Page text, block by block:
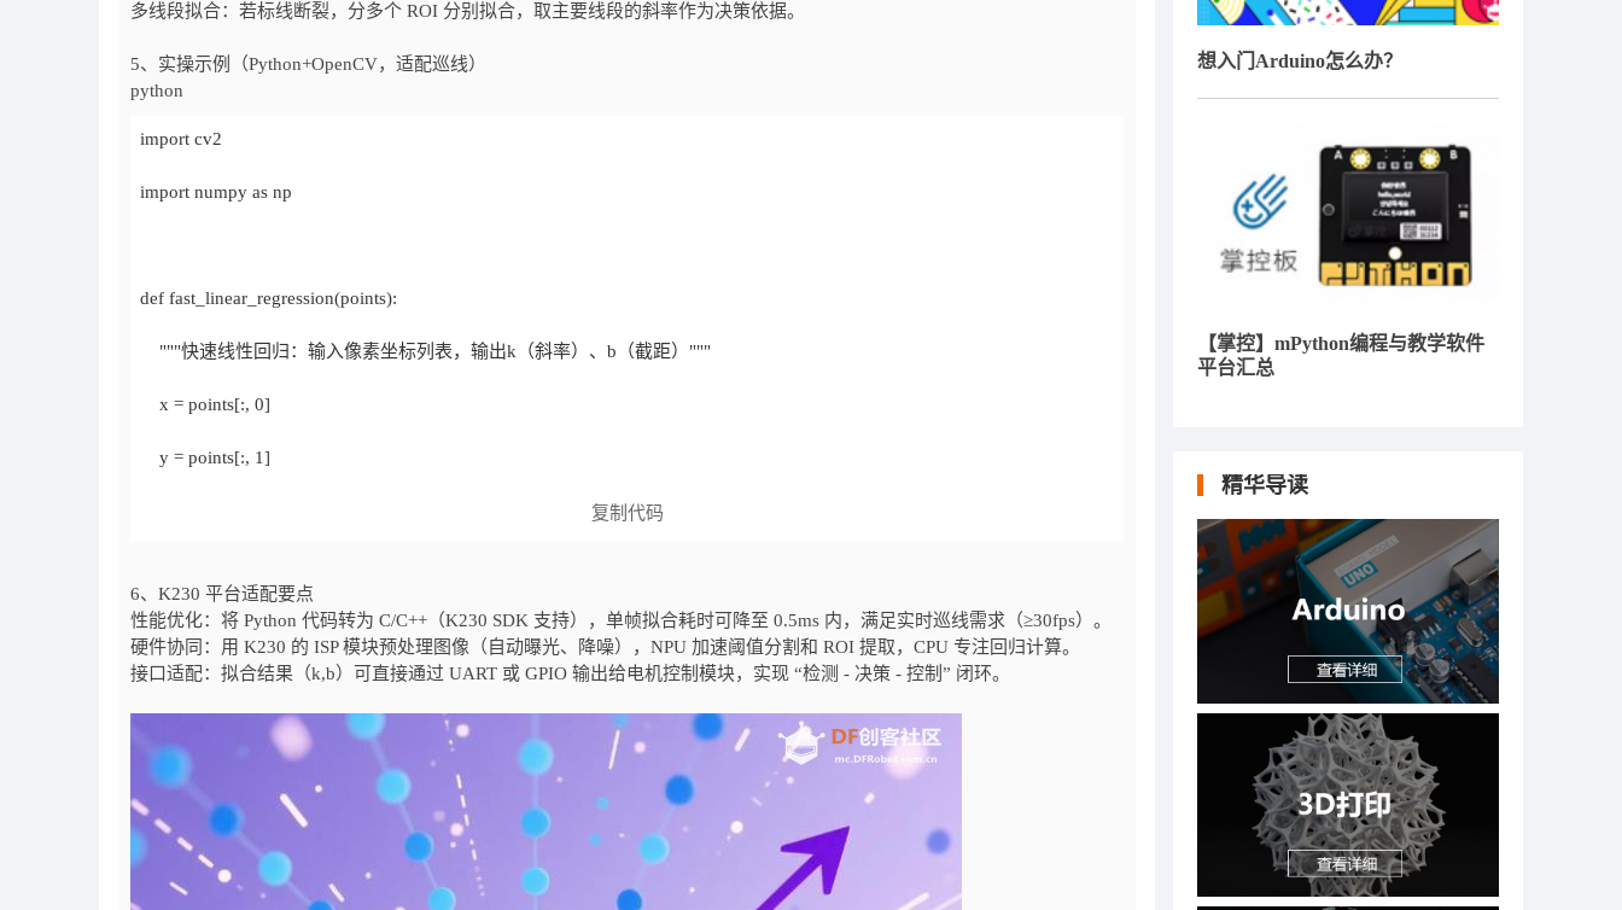
多线段拟合：若标线断裂，分多个 ROI 分别拟合，取主要线段的斜率作为决策依据。
5、实操示例（Python+OpenCV，适配巡线）
python
"""快速线性回归：输入像素坐标列表，输出k（斜率）、b（截距）"""
return 0, 0
# 核心公式计算
复制代码
6、K230 平台适配要点
性能优化：将 Python 代码转为 C/C++（K230 SDK 支持），单帧拟合耗时可降至 0.5ms 内，满足实时巡线需求（≥30fps）。
硬件协同：用 K230 的 ISP 模块预处理图像（自动曝光、降噪），NPU 加速阈值分割和 ROI 提取，CPU 专注回归计算。
接口适配：拟合结果（k,b）可直接通过 UART 或 GPIO 输出给电机控制模块，实现 “检测 - 决策 - 控制” 闭环。
想入门Arduino怎么办？
【掌控】mPython编程与教学软件
平台汇总
精华导读